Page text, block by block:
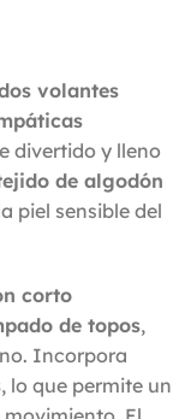
volantes
divertido y lleno
de algodón
piel sensible del
corto
de topos,
Incorpora
, lo que permite un